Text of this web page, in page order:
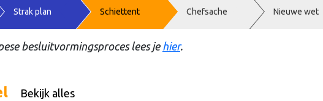
Strak plan Schiettent Chefsache Nieuwe wet
besluitvormingsproces lees je hier.
Bekijk alles